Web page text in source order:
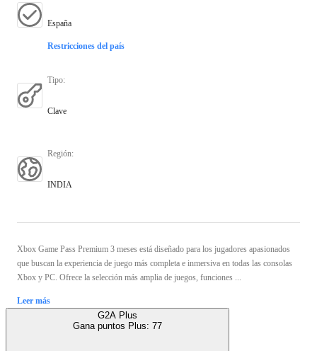
España
Restricciones del país
Tipo:
Clave
Región:
INDIA
Xbox Game Pass Premium 3 meses está diseñado para los jugadores apasionados
que buscan la experiencia de juego más completa e inmersiva en todas las consolas
Xbox y PC. Ofrece la selección más amplia de juegos, funciones ...
Leer más
G2A Plus
Gana puntos Plus: 77